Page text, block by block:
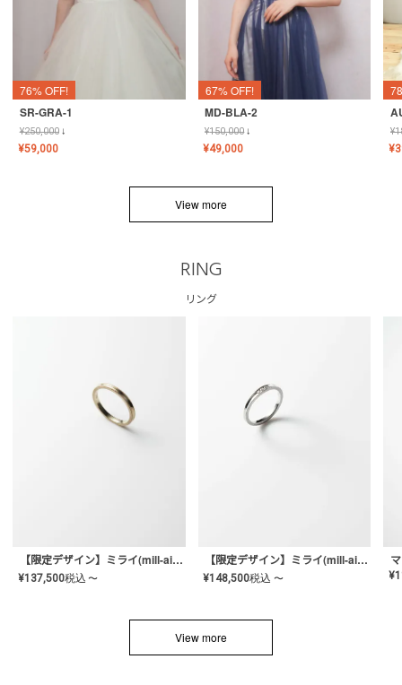
76% OFF!
SR-GRA-1
¥250,000↓
¥59,000
67% OFF!
MD-BLA-2
¥150,000↓
¥49,000
¥
¥
View more
RING
リング
【限定デザイン】ミライ(mill-ai)リング
¥137,500税込 〜
【限定デザイン】ミライ(mill-ai)リング
¥148,500税込 〜 ¥
View more